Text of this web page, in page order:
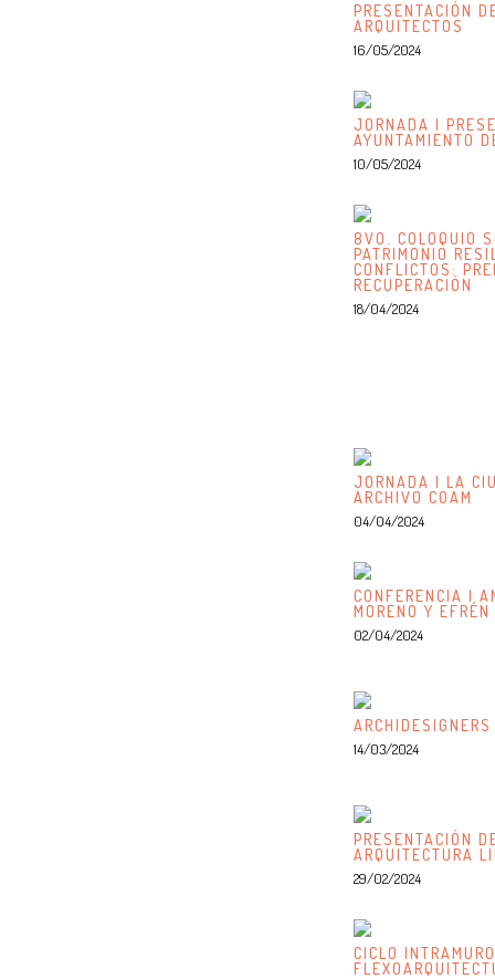
PRESENTACIÓN
ARQUITECTOS
16/05/2024
JORNADA |
AYUNTAMIENTO
10/05/2024
8VO. COLOQUIO
PATRIMONIO
CONFLICTOS:
RECUPERACIÓN
18/04/2024
JORNADA | LA
ARCHIVO COAM
04/04/2024
CONFERENCIA |
MORENO Y
02/04/2024
ARCHIDESIGNERS
14/03/2024
PRESENTACIÓN
ARQUITECTURA
29/02/2024
CICLO